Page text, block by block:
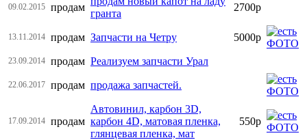
09.02.2015 продам
гранта
2700р
13.11.2014 продам Запчасти на Четру 5000р
23.09.2014 продам Реализуем запчасти Урал
22.06.2017 продам продажа запчастей.
17.09.2014 продам
Автовинил, карбон 3D,
карбон 4D, матовая пленка,
глянцевая пленка, мат
550р